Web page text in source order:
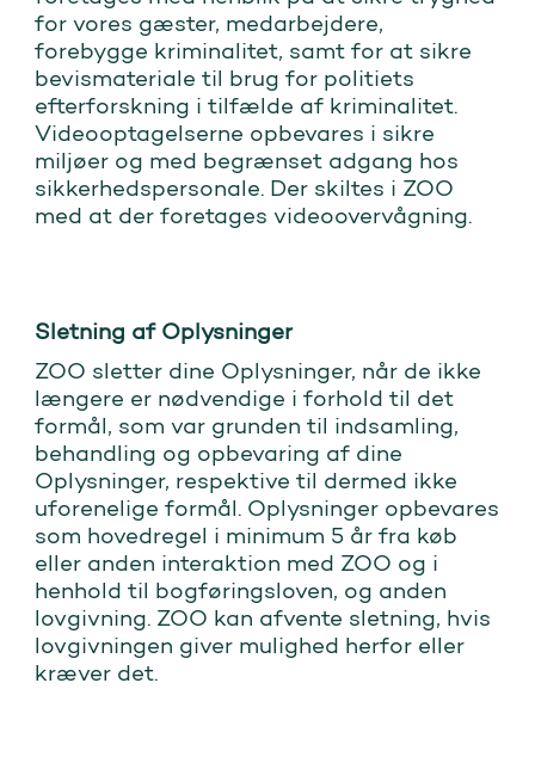
for vores gæster, medarbejdere,
forebygge kriminalitet, samt for at sikre
bevismateriale til brug for politiets
efterforskning i tilfælde af kriminalitet.
Videooptagelserne opbevares i sikre
miljøer og med begrænset adgang hos
sikkerhedspersonale. Der skiltes i ZOO
med at der foretages videoovervågning.
Sletning af Oplysninger
ZOO sletter dine Oplysninger, når de ikke
længere er nødvendige i forhold til det
formål, som var grunden til indsamling,
behandling og opbevaring af dine
Oplysninger, respektive til dermed ikke
uforenelige formål. Oplysninger opbevares
som hovedregel i minimum 5 år fra køb
eller anden interaktion med ZOO og i
henhold til bogføringsloven, og anden
lovgivning. ZOO kan afvente sletning, hvis
lovgivningen giver mulighed herfor eller
kræver det.